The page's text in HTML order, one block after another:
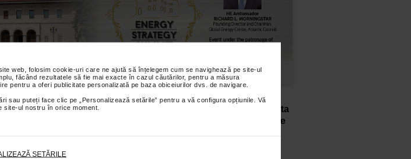
web, folosim cookie-uri care ne ajută să înțelegem cum se navighează pe site-ul
făcând rezultatele să fie mai exacte în cazul căutărilor, pentru a măsura
pentru a oferi publicitate personalizată pe baza obiceiurilor dvs. de navigare.
sau puteți face clic pe „Personalizează setările” pentru a vă configura opțiunile. Vă
site-ul nostru în orice moment.
SETĂRILE
din industria energetica din Romania se reunesc la
Bucurestiului, pentru o ampla dezbatere profesionala dedicata
Vor lua cuvantul inalti oficiali din Guvern si din autoritatile de